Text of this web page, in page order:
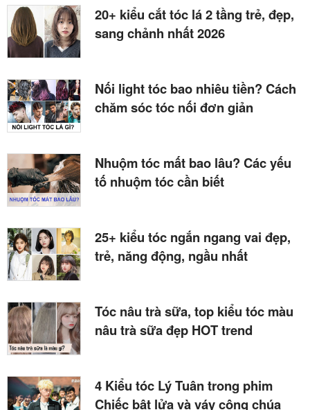
20+ kiểu cắt tóc lá 2 tầng trẻ, đẹp,
sang chảnh nhất 2026
Nối light tóc bao nhiêu tiền? Cách
chăm sóc tóc nối đơn giản
Nhuộm tóc mất bao lâu? Các yếu
tố nhuộm tóc cần biết
25+ kiểu tóc ngắn ngang vai đẹp,
trẻ, năng động, ngầu nhất
Tóc nâu trà sữa, top kiểu tóc màu
nâu trà sữa đẹp HOT trend
4 Kiểu tóc Lý Tuân trong phim
Chiếc bật lửa và váy công chúa